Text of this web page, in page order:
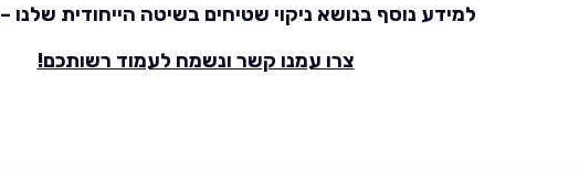
למידע נוסף בנושא ניקוי שטיחים בשיטה הייחודית שלנו –
צרו עמנו קשר ונשמח לעמוד רשותכם!